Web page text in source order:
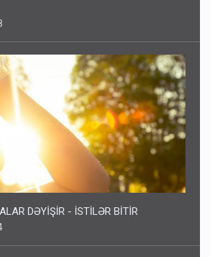
DƏYİŞİR - İSTİLƏR BİTİR